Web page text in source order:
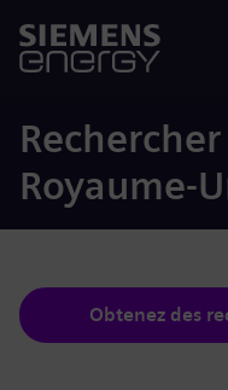
Royaume-
Obtenez des